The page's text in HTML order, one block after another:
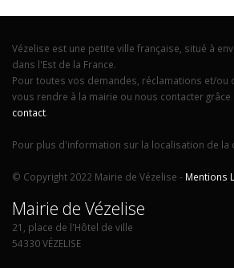
Vézelise est une petite ville française, situé à
dans l'Est de la France.
Pour toutes vos demandes, réclamations et/ou
vous rendre à la mairie ou nous contacter
contact.
Pour plus d'information sur la localisation de la
© Copyright 2022 Mairie de Vézelise - Mentions
Mairie de Vézelise
21, place de l'Hôtel de ville
54330 VÉZELISE